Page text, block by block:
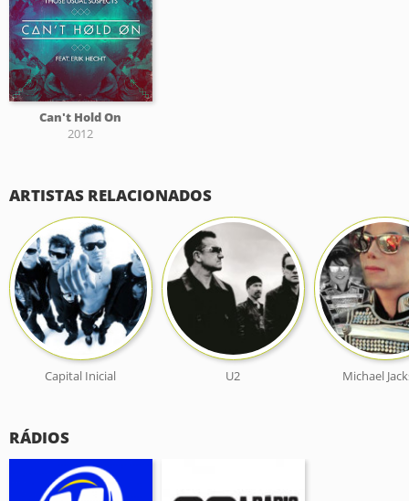
Can't Hold On
2012
ARTISTAS RELACIONADOS
Capital Inicial U2 Michael
RÁDIOS